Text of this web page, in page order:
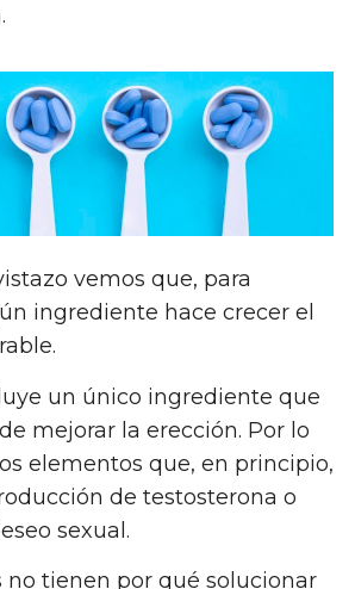
vemos que, para
ingrediente hace crecer el
un único ingrediente que
mejorar la erección. Por lo
elementos que, en principio,
de testosterona o
sexual.
no tienen por qué solucionar